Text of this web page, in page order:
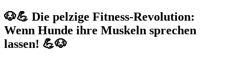
🐶💪 Die pelzige Fitness-Revolution:
Wenn Hunde ihre Muskeln sprechen
lassen! 💪🐶